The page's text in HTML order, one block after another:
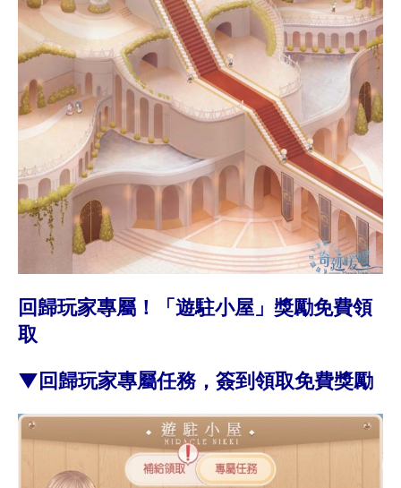
回歸玩家專屬！「遊駐小屋」獎勵免費領
取
▼回歸玩家專屬任務，簽到領取免費獎勵